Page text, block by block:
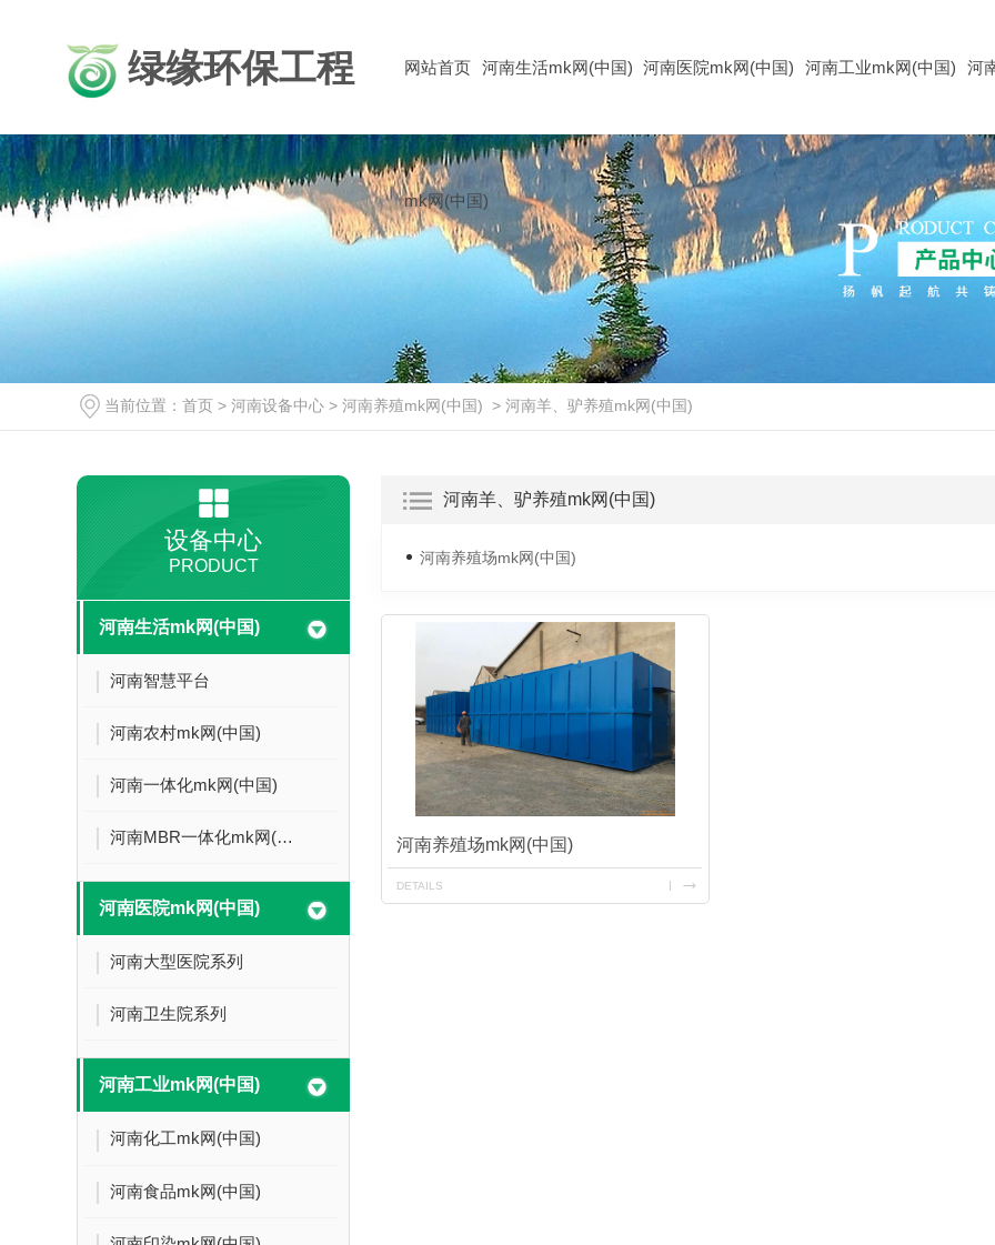
绿缘环保工程 网站首页 河南生活mk网(中国) 河南医院mk网(中国) 河南工业mk网(中国) 河
mk网(中国)
当前位置： 首页 > 河南设备中心 > 河南养殖mk网(中国) > 河南羊、驴养殖mk网(中国)
设备中心
PRODUCT
河南生活mk网(中国)
河南智慧平台
河南农村mk网(中国)
河南一体化mk网(中国)
河南MBR一体化mk网(中国)
河南医院mk网(中国)
河南大型医院系列
河南卫生院系列
河南工业mk网(中国)
河南化工mk网(中国)
河南食品mk网(中国)
河南羊、驴养殖mk网(中国)
河南养殖场mk网(中国)
河南养殖场mk网(中国)
DETAILS